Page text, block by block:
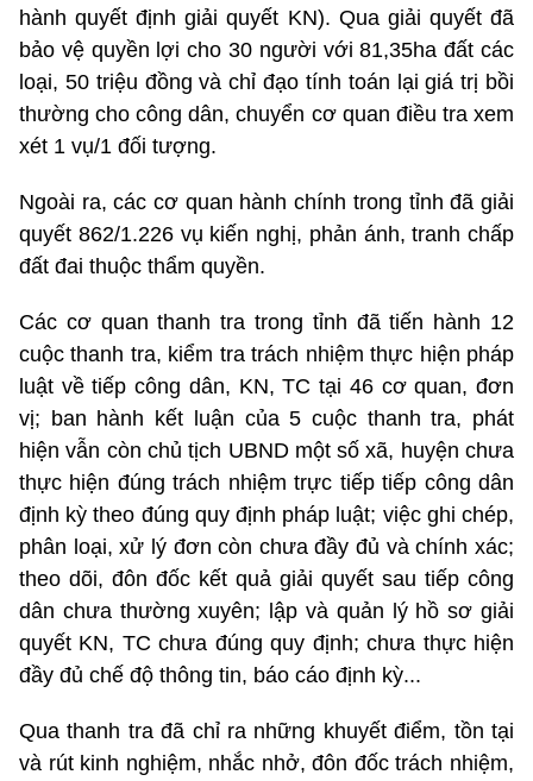
hành quyết định giải quyết KN). Qua giải quyết đã
bảo vệ quyền lợi cho 30 người với 81,35ha đất các
loại, 50 triệu đồng và chỉ đạo tính toán lại giá trị bồi
thường cho công dân, chuyển cơ quan điều tra xem
xét 1 vụ/1 đối tượng.
Ngoài ra, các cơ quan hành chính trong tỉnh đã giải
quyết 862/1.226 vụ kiến nghị, phản ánh, tranh chấp
đất đai thuộc thẩm quyền.
Các cơ quan thanh tra trong tỉnh đã tiến hành 12
cuộc thanh tra, kiểm tra trách nhiệm thực hiện pháp
luật về tiếp công dân, KN, TC tại 46 cơ quan, đơn
vị; ban hành kết luận của 5 cuộc thanh tra, phát
hiện vẫn còn chủ tịch UBND một số xã, huyện chưa
thực hiện đúng trách nhiệm trực tiếp tiếp công dân
định kỳ theo đúng quy định pháp luật; việc ghi chép,
phân loại, xử lý đơn còn chưa đầy đủ và chính xác;
theo dõi, đôn đốc kết quả giải quyết sau tiếp công
dân chưa thường xuyên; lập và quản lý hồ sơ giải
quyết KN, TC chưa đúng quy định; chưa thực hiện
đầy đủ chế độ thông tin, báo cáo định kỳ...
Qua thanh tra đã chỉ ra những khuyết điểm, tồn tại
và rút kinh nghiệm, nhắc nhở, đôn đốc trách nhiệm,